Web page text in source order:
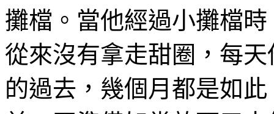
攤檔。當他經過小攤檔
從來沒有拿走甜圈，每
的過去，幾個月都是如